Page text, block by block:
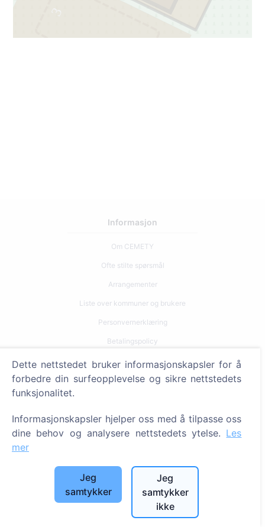
3
Informasjon
Om CEMETY
Ofte stilte spørsmål
Arrangementer
Liste over kommuner og brukere
Personvernerklæring
Betalingspolicy
Innstillinger for informasjonskapsler
Søk
Søk etter gravplasser
SIA "CEMETY", LV40103618951
Dette nettstedet bruker informasjonskapsler for å
forbedre din surfeopplevelse og sikre nettstedets
funksjonalitet.
Informasjonskapsler hjelper oss med å tilpasse oss
dine behov og analysere nettstedets ytelse. Les
mer
Jeg
samtykker
Jeg
samtykker
ikke